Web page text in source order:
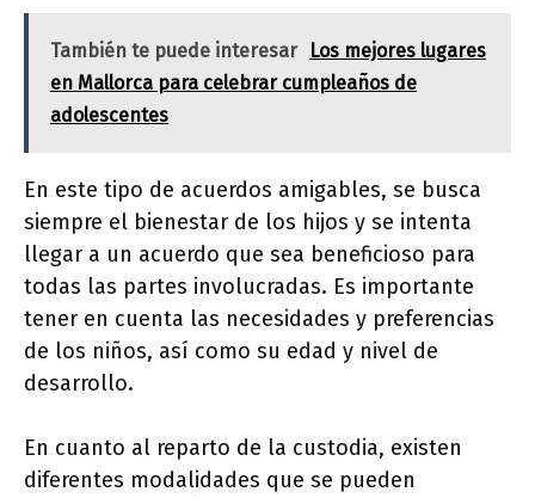
También te puede interesar
Los mejores lugares
en Mallorca para celebrar cumpleaños de
adolescentes
En este tipo de acuerdos amigables, se busca
siempre el bienestar de los hijos y se intenta
llegar a un acuerdo que sea beneficioso para
todas las partes involucradas. Es importante
tener en cuenta las necesidades y preferencias
de los niños, así como su edad y nivel de
desarrollo.
En cuanto al reparto de la custodia, existen
diferentes modalidades que se pueden